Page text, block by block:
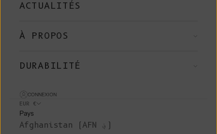
ACTUALITÉS
À PROPOS
DURABILITÉ
CONNEXION
EUR €
Pays
Afghanistan (AFN ؋)